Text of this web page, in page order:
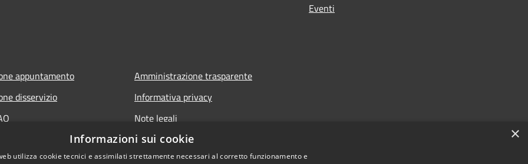
Eventi
appuntamento
disservizio
Amministrazione trasparente
Informativa privacy
Note legali
Dichiarazione di accessibilità
Link app municipium
×
Informazioni sui cookie
utilizza cookie tecnici e assimilati strettamente necessari al corretto funzionamento e